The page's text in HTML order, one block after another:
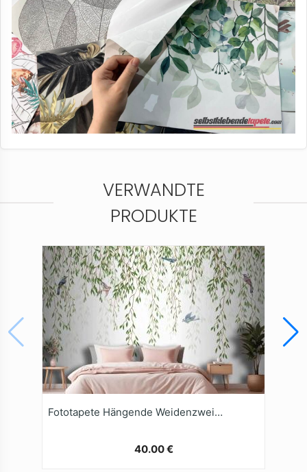
VERWANDTE
PRODUKTE
Fototapete Hängende Weidenzweige Mit Vögeln Auf Weißem Hintergrund
40.00 €